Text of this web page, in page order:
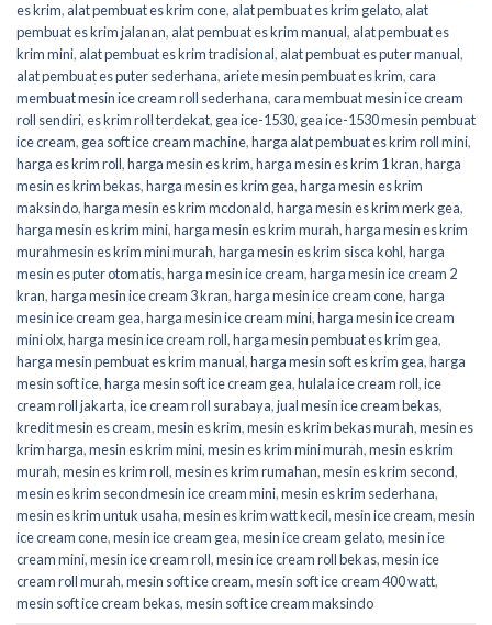
es krim, alat pembuat es krim cone, alat pembuat es krim gelato, alat
pembuat es krim jalanan, alat pembuat es krim manual, alat pembuat es
krim mini, alat pembuat es krim tradisional, alat pembuat es puter manual,
alat pembuat es puter sederhana, ariete mesin pembuat es krim,cara
membuat mesin ice cream roll sederhana,cara membuat mesin ice cream
roll sendiri,es krim roll terdekat, gea ice-1530, gea ice-1530 mesin pembuat
ice cream, gea soft ice cream machine,harga alat pembuat es krim roll mini,
harga es krim roll,harga mesin es krim,harga mesin es krim 1 kran,harga
mesin es krim bekas,harga mesin es krim gea,harga mesin es krim
maksindo,harga mesin es krim mcdonald,harga mesin es krim merk gea,
harga mesin es krim mini,harga mesin es krim murah,harga mesin es krim
murahmesin es krim mini murah,harga mesin es krim sisca kohl,harga
mesin es puter otomatis,harga mesin ice cream,harga mesin ice cream 2
kran,harga mesin ice cream 3 kran,harga mesin ice cream cone,harga
mesin ice cream gea,harga mesin ice cream mini,harga mesin ice cream
mini olx,harga mesin ice cream roll,harga mesin pembuat es krim gea,
harga mesin pembuat es krim manual,harga mesin soft es krim gea,harga
mesin soft ice,harga mesin soft ice cream gea,hulala ice cream roll,ice
cream roll jakarta,ice cream roll surabaya,jual mesin ice cream bekas,
kredit mesin es cream,mesin es krim,mesin es krim bekas murah,mesin es
krim harga,mesin es krim mini,mesin es krim mini murah,mesin es krim
murah,mesin es krim roll,mesin es krim rumahan,mesin es krim second,
mesin es krim secondmesin ice cream mini,mesin es krim sederhana,
mesin es krim untuk usaha,mesin es krim watt kecil,mesin ice cream,mesin
ice cream cone,mesin ice cream gea,mesin ice cream gelato,mesin ice
cream mini,mesin ice cream roll,mesin ice cream roll bekas,mesin ice
cream roll murah,mesin soft ice cream,mesin soft ice cream 400 watt,
mesin soft ice cream bekas,mesin soft ice cream maksindo